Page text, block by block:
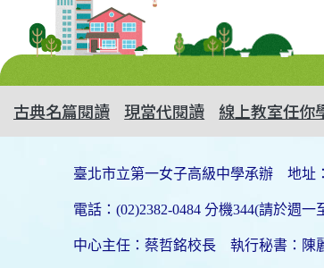
古典名篇閱讀 現當代閱讀 線上教室任你
臺北市立第一女子高級中學承辦 地址
電話：(02)2382-0484 分機344(請於週一
中心主任：蔡哲銘校長 執行秘書：